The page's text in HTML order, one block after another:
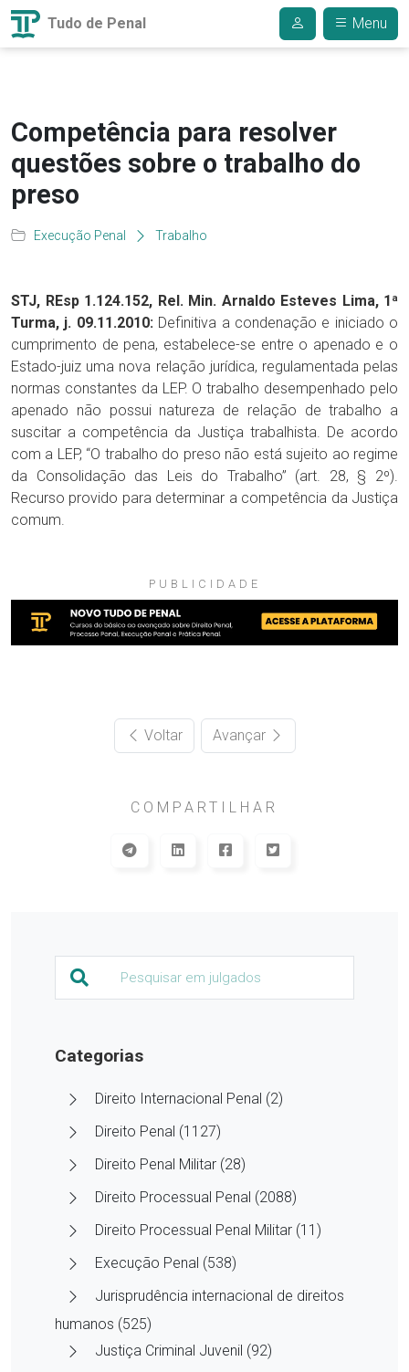
Tudo de Penal Menu
Competência para resolver
questões sobre o trabalho do
preso
Execução Penal Trabalho
STJ, REsp 1.124.152, Rel. Min. Arnaldo Esteves Lima, 1ª
Turma, j. 09.11.2010: Definitiva a condenação e iniciado o
cumprimento de pena, estabelece-se entre o apenado e o
Estado-juiz uma nova relação jurídica, regulamentada pelas
normas constantes da LEP. O trabalho desempenhado pelo
apenado não possui natureza de relação de trabalho a
suscitar a competência da Justiça trabalhista. De acordo
com a LEP, “O trabalho do preso não está sujeito ao regime
da Consolidação das Leis do Trabalho” (art. 28, § 2º).
Recurso provido para determinar a competência da Justiça
comum.
PUBLICIDADE
Voltar Avançar
COMPARTILHAR
Categorias
Direito Internacional Penal (2)
Direito Penal (1127)
Direito Penal Militar (28)
Direito Processual Penal (2088)
Direito Processual Penal Militar (11)
Execução Penal (538)
Jurisprudência internacional de direitos
humanos (525)
Justiça Criminal Juvenil (92)